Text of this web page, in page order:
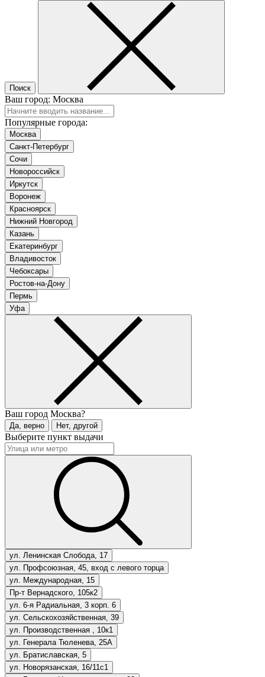
Поиск
Ваш город: Москва
Популярные города:
Москва
Санкт-Петербург
Сочи
Новороссийск
Иркутск
Воронеж
Красноярск
Нижний Новгород
Казань
Екатеринбург
Владивосток
Чебоксары
Ростов-на-Дону
Пермь
Уфа
Ваш город Москва?
Да, верно Нет, другой
Выберите пункт выдачи
ул. Ленинская Слобода, 17
ул. Профсоюзная, 45, вход с левого торца
ул. Международная, 15
Пр-т Вернадского, 105к2
ул. 6-я Радиальная, 3 корп. 6
ул. Сельскохозяйственная, 39
ул. Производственная , 10к1
ул. Генерала Тюленева, 25А
ул. Братиславская, 5
ул. Новорязанская, 16/11с1